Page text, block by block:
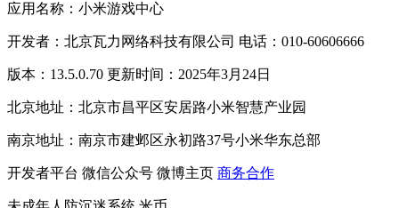
应用名称：小米游戏中心
开发者：北京瓦力网络科技有限公司 电话：010-60606666
版本：13.5.0.70 更新时间：2025年3月24日
北京地址：北京市昌平区安居路小米智慧产业园
南京地址：南京市建邺区永初路37号小米华东总部
开发者平台 微信公众号 微博主页 商务合作